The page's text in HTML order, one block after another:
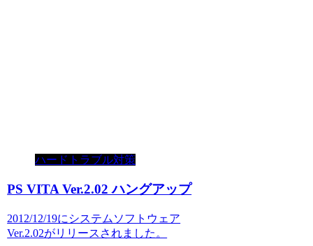
ハードトラブル対策
PS VITA Ver.2.02 ハングアップ
2012/12/19にシステムソフトウェア
Ver.2.02がリリースされました。